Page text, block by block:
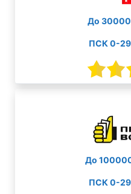
До 30000
ПСК 0-
До
ПСК 0-